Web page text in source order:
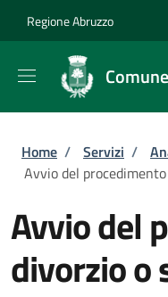
Regione Abruzzo
Briciole di
Home / Servizi /
Avvio del
Avvio del
divorzio o